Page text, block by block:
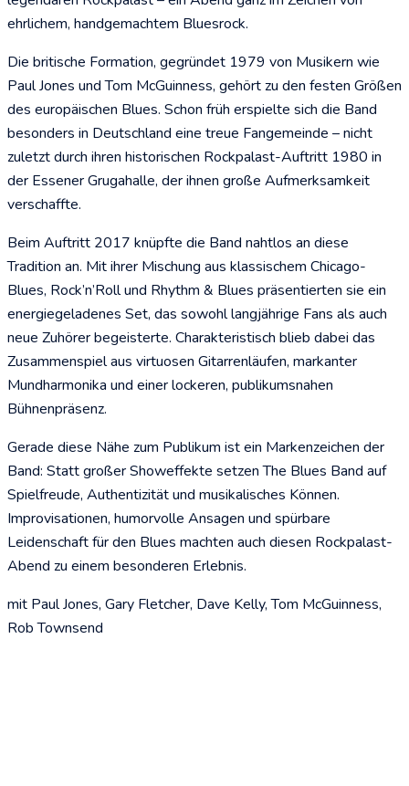
ehrlichem, handgemachtem Bluesrock.
Die britische Formation, gegründet 1979 von Musikern wie
Paul Jones und Tom McGuinness, gehört zu den festen Größen
des europäischen Blues. Schon früh erspielte sich die Band
besonders in Deutschland eine treue Fangemeinde – nicht
zuletzt durch ihren historischen Rockpalast-Auftritt 1980 in
der Essener Grugahalle, der ihnen große Aufmerksamkeit
verschaffte.
Beim Auftritt 2017 knüpfte die Band nahtlos an diese
Tradition an. Mit ihrer Mischung aus klassischem Chicago-
Blues, Rock’n’Roll und Rhythm & Blues präsentierten sie ein
energiegeladenes Set, das sowohl langjährige Fans als auch
neue Zuhörer begeisterte. Charakteristisch blieb dabei das
Zusammenspiel aus virtuosen Gitarrenläufen, markanter
Mundharmonika und einer lockeren, publikumsnahen
Bühnenpräsenz.
Gerade diese Nähe zum Publikum ist ein Markenzeichen der
Band: Statt großer Showeffekte setzenThe Blues Band auf
Spielfreude, Authentizität und musikalisches Können.
Improvisationen, humorvolle Ansagen und spürbare
Leidenschaft für den Blues machten auch diesen Rockpalast-
Abend zu einem besonderen Erlebnis.
mit Paul Jones, Gary Fletcher, Dave Kelly, Tom McGuinness,
Rob Townsend